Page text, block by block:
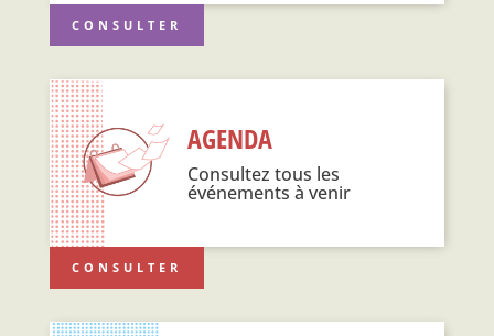
CONSULTER
AGENDA
Consultez tous les
événements à venir
CONSULTER